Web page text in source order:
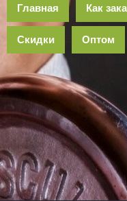
Главная Как
Скидки Оптом